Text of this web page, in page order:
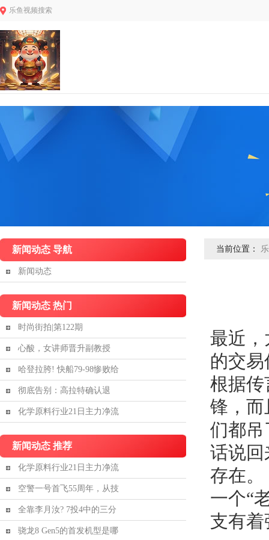
乐鱼视频搜索
新闻动态 导航
新闻动态
新闻动态 热门
时尚街拍|第122期
心酸，女讲师晋升副教授
哈登拉胯! 快船79-98惨败给
彻底告别：高拉特确认退
化学原料行业21日主力净流
新闻动态 推荐
化学原料行业21日主力净流
空警一号首飞55周年，从技
全靠李月汝? 7投4中的三分
骁龙8 Gen5的首发机型是哪
当前位置：
最近，
的交
根据传
锋，而
们都吊
话说回
存在。
一个“
支有